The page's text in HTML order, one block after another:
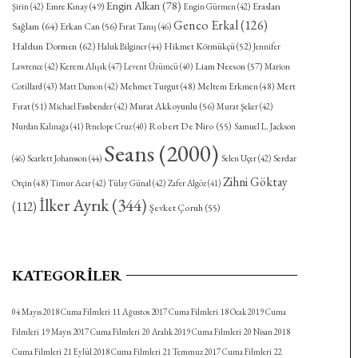
Şirin(42) Emre Kınay(49) Engin Alkan(78) Engin Gürmen(42) Eraslan
Sağlam(64) Erkan Can(56) Fırat Tanış(46) Genco Erkal(126)
Haldun Dormen(62) Haluk Bilginer(44) Hikmet Körmükçü(52) Jennifer
Lawrence(42) Kerem Alışık(47) Levent Üzümcü(40) Liam Neeson(57) Marion
Cotillard(43) Matt Damon(42) Mehmet Turgut(48) Meltem Erkmen(48) Mert
Fırat(51) Michael Fassbender(42) Murat Akkoyunlu(56) Murat Şeker(42)
Nurdan Kalınağa(41) Penelope Cruz(40) Robert De Niro (55) Samuel L. Jackson
(46) Scarlett Johansson(44) Seans(2000) Selen Uçer(42) Serdar
Orçin(48) Timur Acar(42) Tülay Günal(42) Zafer Algöz(41) Zihni Göktay
(112)İlker Ayrık(344) Şevket Çoruh(55)
KATEGORILER
04 Mayıs 2018 Cuma Filmleri 11 Ağustos 2017 Cuma Filmleri 18 Ocak 2019 Cuma
Filmleri 19 Mayıs 2017 Cuma Filmleri 20 Aralık 2019 Cuma Filmleri 20 Nisan 2018
Cuma Filmleri 21 Eylül 2018 Cuma Filmleri 21 Temmuz 2017 Cuma Filmleri 22